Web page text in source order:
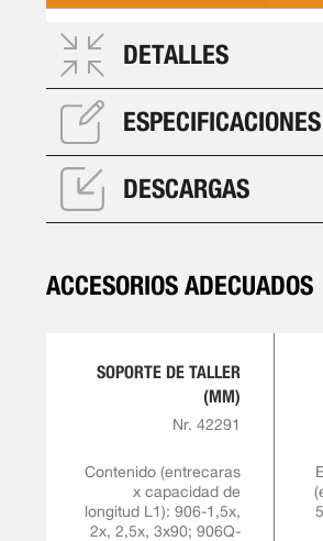
DETALLES
DESCARGAS
ACCESORIOS ADECUADOS
SOPORTE DE TALLER
(MM)
Nr. 42291
Contenido (entrecaras
x capacidad de
longitud L1): 906-1,5x,
2x, 2,5x, 3x90; 906Q-